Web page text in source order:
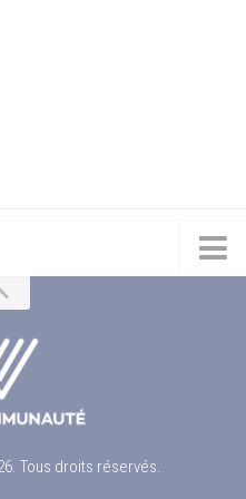
Tous droits réservés.